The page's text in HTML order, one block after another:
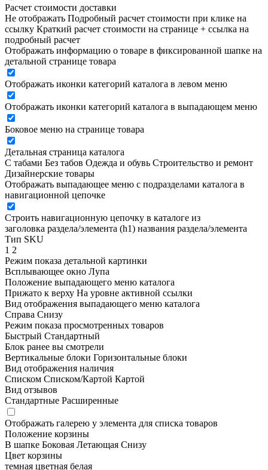
Расчет стоимости доставки
Не отображать Подробный расчет стоимости при клике на
ссылку Краткий расчет стоимости на странице + ссылка на
подробный расчет
Отображать информацию о товаре в фиксированной шапке на
детальной странице товара
Отображать иконки категорий каталога в левом меню
Отображать иконки категорий каталога в выпадающем меню
Боковое меню на странице товара
Детальная страница каталога
С табами Без табов Одежда и обувь Строительство и ремонт
Дизайнерские товары
Отображать выпадающее меню с подразделами каталога в
навигационной цепочке
Строить навигационную цепочку в каталоге из
заголовка раздела/элемента (h1) названия раздела/элемента
Тип SKU
1 2
Режим показа детальной картинки
Всплывающее окно Лупа
Положение выпадающего меню каталога
Прижато к верху На уровне активной ссылки
Вид отображения выпадающего меню каталога
Справа Снизу
Режим показа просмотренных товаров
Быстрый Стандартный
Блок ранее вы смотрели
Вертикальные блоки Горизонтальные блоки
Вид отображения наличия
Списком Списком/Картой Картой
Вид отзывов
Стандартные Расширенные
Отображать галерею у элемента для списка товаров
Положение корзины
В шапке Боковая Летающая Снизу
Цвет корзины
темная цветная белая